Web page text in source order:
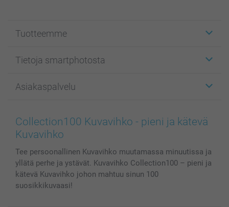
Tuotteemme
Kuvakortit
Kuvakirjat
Valokuvat, Julisteet & Taskukirjat
Kännykkä & Tabletti
Kuvakalenterit & Päivyrit
Valokuvakehykset & Lisätarvikkeet
Lahjakortti
Tietoja smartphotosta
Affiliate ohjelma
Evästekäytäntö
Sivukartta
Investor Relations
Asiakaspalvelu
100% tyytyväisyystakuu
smartbonus
Tilausten tila
Collection100 Kuvavihko - pieni ja kätevä
Kuvavihko
Tee persoonallinen Kuvavihko muutamassa minuutissa ja
yllätä perhe ja ystävät. Kuvavihko Collection100 – pieni ja
kätevä Kuvavihko johon mahtuu sinun 100
suosikkikuvaasi!